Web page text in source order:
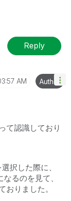
Reply
AM Author
て認識しており
択した際に、
るのを見て、
おりました。